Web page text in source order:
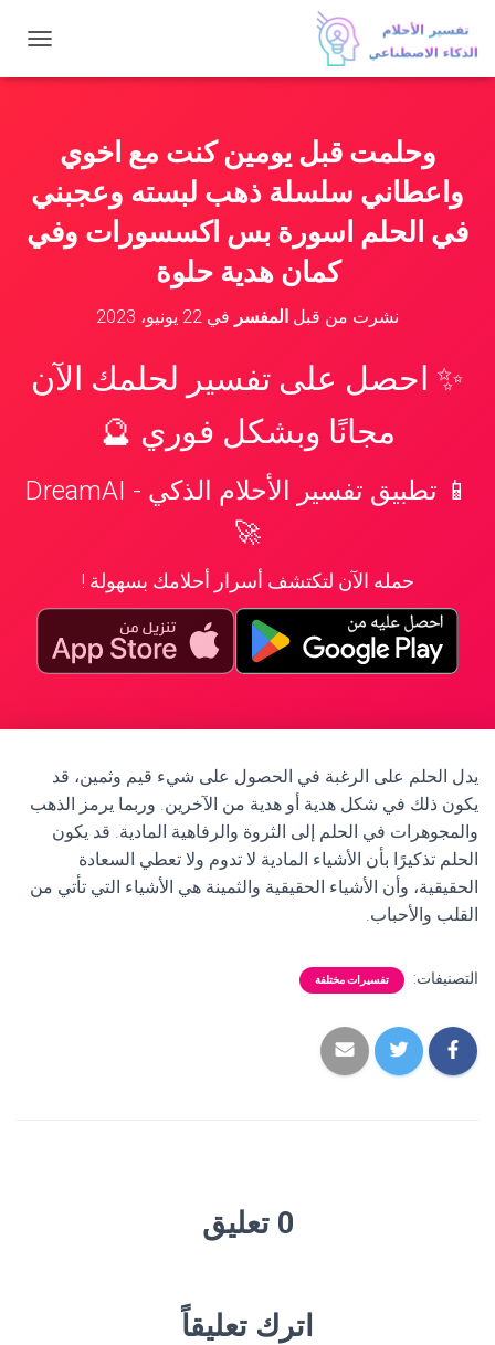
ب
ت
ق
وحلمت قبل يومين كنت مع اخوي
واعطاني سلسلة ذهب لبسته وعجبني
في الحلم اسورة بس اكسسورات وفي
كمان هدية حلوة
نشرت من قبل المفسر في 22 يونيو، 2023
✨ احصل على تفسير لحلمك الآن
مجانًا وبشكل فوري 🔮
📱 تطبيق تفسير الأحلام الذكي - DreamAI
🚀
حمله الآن لتكتشف أسرار أحلامك بسهولة !
يدل الحلم على الرغبة في الحصول على شيء قيم وثمين، قد
يكون ذلك في شكل هدية أو هدية من الآخرين. وربما يرمز الذهب
والمجوهرات في الحلم إلى الثروة والرفاهية المادية. قد يكون
الحلم تذكيرًا بأن الأشياء المادية لا تدوم ولا تعطي السعادة
الحقيقية، وأن الأشياء الحقيقية والثمينة هي الأشياء التي تأتي من
القلب والأحباب.
التصنيفات: تفسيرات مختلفة
0 تعليق
اترك تعليقاً